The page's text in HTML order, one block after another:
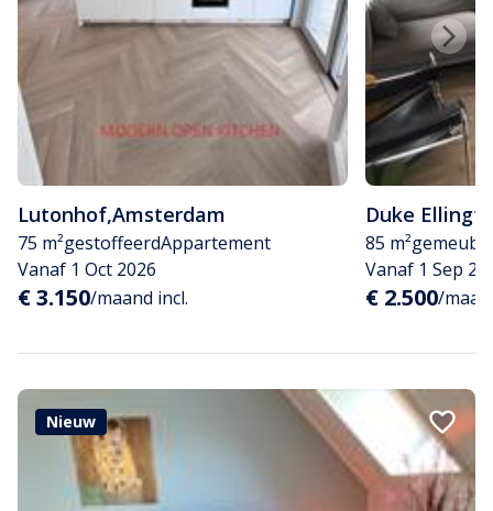
Lutonhof,Amsterdam
75 m²gestoffeerdAppartement
Vanaf 1 Oct 2026
€ 3.150/maand incl.
Duke
85 m²
Vanaf 1 Sep
€ 2.500/
Nieuw